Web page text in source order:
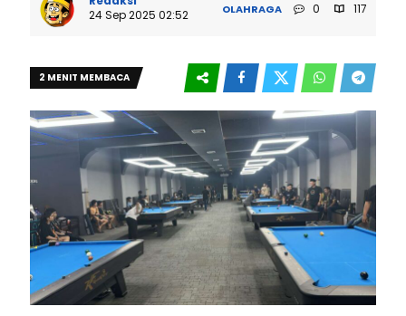
24 Sep 2025 02:52
OLAHRAGA 0 117
2 MENIT MEMBACA